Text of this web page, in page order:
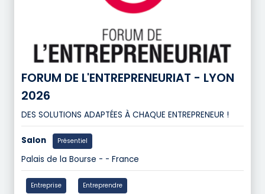
FORUM DE L'ENTREPRENEURIAT - LYON
2026
DES SOLUTIONS ADAPTÉES À CHAQUE ENTREPRENEUR !
Salon Présentiel
Palais de la Bourse - - France
Entreprise Entreprendre